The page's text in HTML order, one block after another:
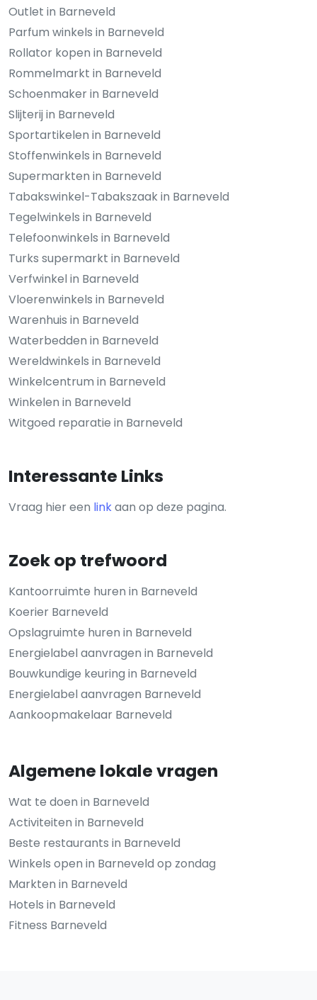
Outlet in Barneveld
Parfum winkels in Barneveld
Rollator kopen in Barneveld
Rommelmarkt in Barneveld
Schoenmaker in Barneveld
Slijterij in Barneveld
Sportartikelen in Barneveld
Stoffenwinkels in Barneveld
Supermarkten in Barneveld
Tabakswinkel-Tabakszaak in Barneveld
Tegelwinkels in Barneveld
Telefoonwinkels in Barneveld
Turks supermarkt in Barneveld
Verfwinkel in Barneveld
Vloerenwinkels in Barneveld
Warenhuis in Barneveld
Waterbedden in Barneveld
Wereldwinkels in Barneveld
Winkelcentrum in Barneveld
Winkelen in Barneveld
Witgoed reparatie in Barneveld
Interessante Links
Vraag hier een linkaan op deze pagina.
Zoek op trefwoord
Kantoorruimte huren in Barneveld
Koerier Barneveld
Opslagruimte huren in Barneveld
Energielabel aanvragen in Barneveld
Bouwkundige keuring in Barneveld
Energielabel aanvragen Barneveld
Aankoopmakelaar Barneveld
Algemene lokale vragen
Wat te doen in Barneveld
Activiteiten in Barneveld
Beste restaurants in Barneveld
Winkels open in Barneveld op zondag
Markten in Barneveld
Hotels in Barneveld
Fitness Barneveld